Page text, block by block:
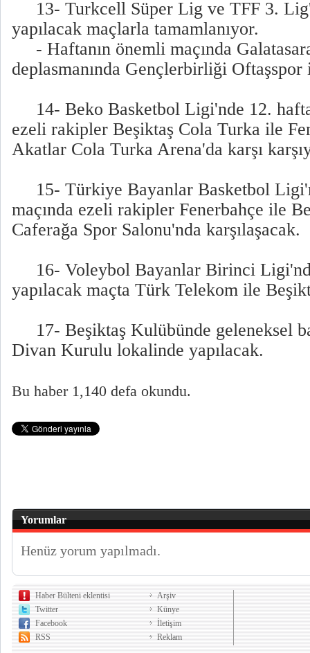
13- Turkcell Süper Lig ve TFF 3.
yapılacak maçlarla tamamlanıyor.
- Haftanın önemli maçında
deplasmanında Gençlerbirliği Oftaşspor
14- Beko Basketbol Ligi'nde 12.
ezeli rakipler Beşiktaş Cola Turka ile
Akatlar Cola Turka Arena'da karşı
15- Türkiye Bayanlar Basketbol
maçında ezeli rakipler Fenerbahçe ile
Caferağa Spor Salonu'nda karşılaşacak.
16- Voleybol Bayanlar Birinci
yapılacak maçta Türk Telekom ile
17- Beşiktaş Kulübünde geleneksel
Divan Kurulu lokalinde yapılacak.
Bu haber 1,140 defa okundu.
Yorumlar
Henüz yorum yapılmadı.
Haber Bülteni eklentisi
Twitter
Facebook
RSS
Arşiv
Künye
İletişim
Reklam